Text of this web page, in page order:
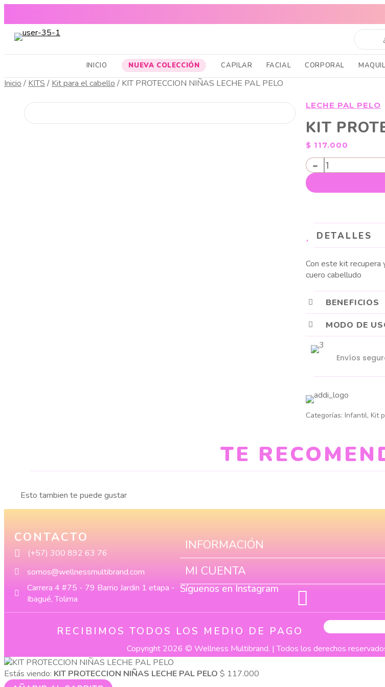
CABELLO SANO, PIEL RADIANTE Y MAQUILLAJE TOP
CABELLO SANO, PIEL
INICIO NUEVA COLECCIÓN CAPILAR FACIAL CORPORAL
Inicio / KITS / Kit para el cabello / KIT PROTECCION NIÑAS LECHE PAL PELO
LECHE PAL PELO
KIT
$ 117.000
-
KIT
PROTECCION
LECHE
cantidad
DETALLES
Con este kit recupera
cuero cabelludo
BENEFICIOS
MODO DE
Envíos
Categorías: Infantil, Kit
TE
Esto tambien te puede gustar
CONTACTO
(+57) 300 892 63 76
somos@wellnessmultibrand.com
Carrera 4 #75 - 79 Barrio Jardin 1 etapa -
Ibagué, Tolima
INFORMACIÓN
MI CUENTA
Síguenos en Instagram
RECIBIMOS TODOS LOS MEDIO DE PAGO
Copyright 2026 © Wellness Multibrand. | Todos los derechos
Estás viendo: KIT PROTECCION NIÑAS LECHE PAL PELO $ 117.000